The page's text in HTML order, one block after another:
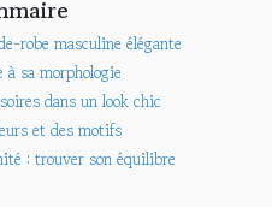
robe masculine élégante
sa morphologie
dans un look chic
et des motifs
: trouver son équilibre